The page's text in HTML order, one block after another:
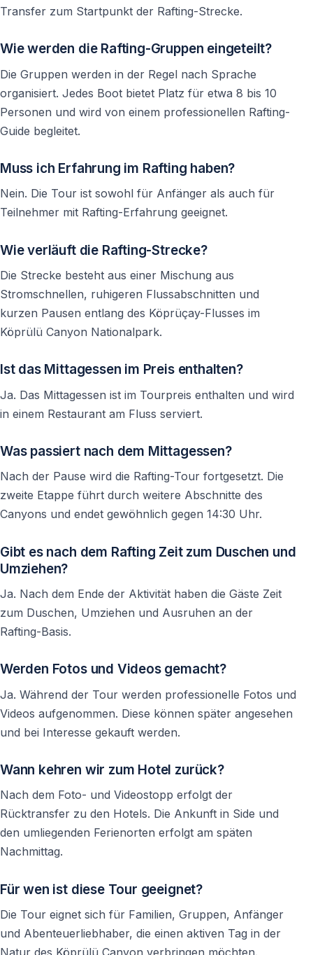
Die 5 häufigsten Fehler bei der Planung einer
Rafting in Side
Urlauber zu den schönsten Erlebnissen an der
türkischen Riviera. Dennoch können kleine Fehler bei
der Planung oder Buchung den Tag unnötig kompliziert
machen. Wer diese typischen Irrtümer kennt, startet
Zu lange mit der Reservierung warten
Beliebte Touren sind oft früh ausgebucht
Viele Reisende gehen davon aus, dass sie ihre Rafting-
Tour jederzeit buchen können. Während der
Hauptsaison sind jedoch besonders die gefragten Tage
oft schon mehrere Tage im Voraus ausgebucht. Eine
rechtzeitige Reservierung sorgt für mehr Auswahl und
Der Transfer wartet nicht immer an der Rezeption
Ein häufiger Fehler besteht darin, in der Hotellobby auf
das Fahrzeug zu warten. In vielen Hotels erfolgt die
Abholung jedoch am Haupteingang, an der Zufahrt
oder vor dem Sicherheitsbereich. Wer die
Transferinformationen vorab liest, vermeidet unnötige
Ausschließlich auf den Preis achten
Ein gutes Erlebnis besteht aus mehr als nur einem
günstigen Angebot
Tour aus. Freundliche Guides, gut gewartete
Ausrüstung, zuverlässige Transfers und eine
professionelle Organisation tragen wesentlich zu einem
gelungenen Rafting-Erlebnis bei.
Für den Fluss nicht passend ausgestattet sein
Die richtige Kleidung macht einen großen Unterschied
Immer wieder erscheinen Teilnehmer mit ungeeigneten
Schuhen oder schwerer Kleidung. Für Rafting eignen
wasserfeste Schuhe deutlich besser. Auch trockene
Wechselkleidung für die Rückfahrt ist empfehlenswert.
Buchungsdetails nicht noch einmal prüfen
Transfer zum Startpunkt der Rafting-Strecke.
Wie werden die Rafting-Gruppen eingeteilt?
Die Gruppen werden in der Regel nach Sprache
organisiert. Jedes Boot bietet Platz für etwa 8 bis 10
Personen und wird von einem professionellen Rafting-
Guide begleitet.
Muss ich Erfahrung im Rafting haben?
Nein. Die Tour ist sowohl für Anfänger als auch für
Teilnehmer mit Rafting-Erfahrung geeignet.
Wie verläuft die Rafting-Strecke?
Die Strecke besteht aus einer Mischung aus
Stromschnellen, ruhigeren Flussabschnitten und
kurzen Pausen entlang des Köprüçay-Flusses im
Köprülü Canyon Nationalpark.
Ist das Mittagessen im Preis enthalten?
Ja. Das Mittagessen ist im Tourpreis enthalten und wird
in einem Restaurant am Fluss serviert.
Was passiert nach dem Mittagessen?
Nach der Pause wird die Rafting-Tour fortgesetzt. Die
zweite Etappe führt durch weitere Abschnitte des
Canyons und endet gewöhnlich gegen 14:30 Uhr.
Gibt es nach dem Rafting Zeit zum Duschen und
Umziehen?
Ja. Nach dem Ende der Aktivität haben die Gäste Zeit
zum Duschen, Umziehen und Ausruhen an der
Rafting-Basis.
Werden Fotos und Videos gemacht?
Ja. Während der Tour werden professionelle Fotos und
Videos aufgenommen. Diese können später angesehen
und bei Interesse gekauft werden.
Wann kehren wir zum Hotel zurück?
Nach dem Foto- und Videostopp erfolgt der
Rücktransfer zu den Hotels. Die Ankunft in Side und
den umliegenden Ferienorten erfolgt am späten
Nachmittag.
Für wen ist diese Tour geeignet?
Die Tour eignet sich für Familien, Gruppen, Anfänger
und Abenteuerliebhaber, die einen aktiven Tag in der